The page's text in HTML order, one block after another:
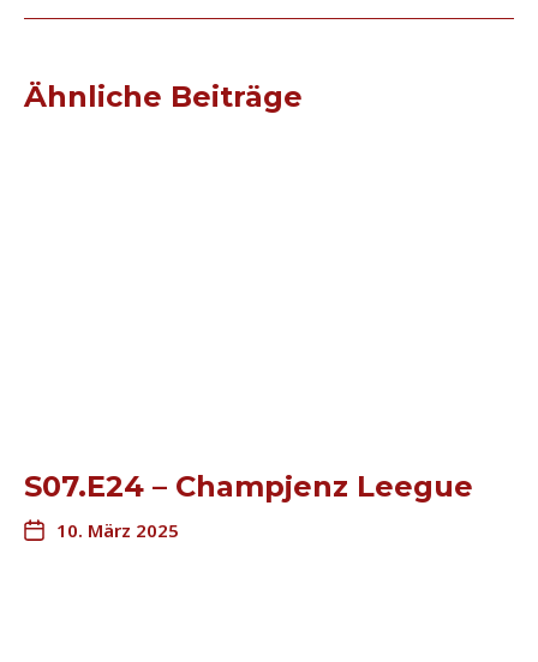
Ähnliche Beiträge
S07.E24 – Champjenz Leegue
10. März 2025